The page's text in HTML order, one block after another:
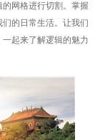
网格进行切割。掌握
的日常生活。让我们
起来了解逻辑的魅力